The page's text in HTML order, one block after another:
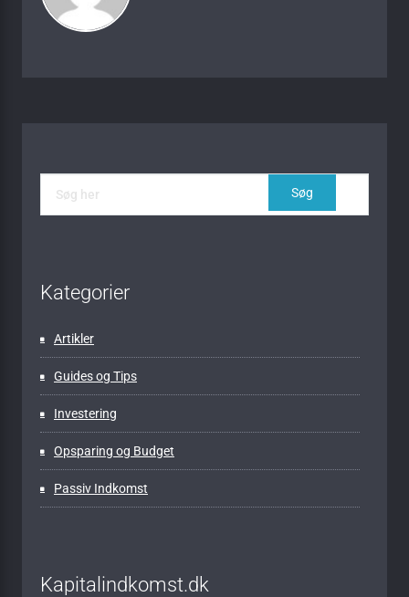
Kategorier
Artikler
Guides og Tips
Investering
Opsparing og Budget
Passiv Indkomst
Kapitalindkomst.dk